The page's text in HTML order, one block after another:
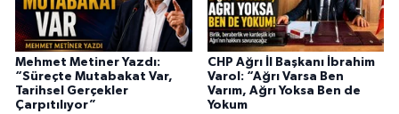
Mehmet Metiner Yazdı:
“Süreçte Mutabakat Var,
Tarihsel Gerçekler
Çarpıtılıyor”
CHP Ağrı İl Başkanı İbrahim
Varol: “Ağrı Varsa Ben
Varım, Ağrı Yoksa Ben de
Yokum